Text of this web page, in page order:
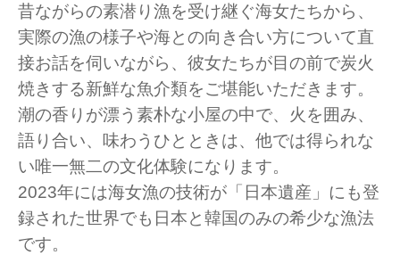
昔ながらの素潜り漁を受け継ぐ海女たちから、
実際の漁の様子や海との向き合い方について直
接お話を伺いながら、彼女たちが目の前で炭火
焼きする新鮮な魚介類をご堪能いただきます。
潮の香りが漂う素朴な小屋の中で、火を囲み、
語り合い、味わうひとときは、他では得られな
い唯一無二の文化体験になります。
2023年には海女漁の技術が「日本遺産」にも登
録された世界でも日本と韓国のみの希少な漁法
です。